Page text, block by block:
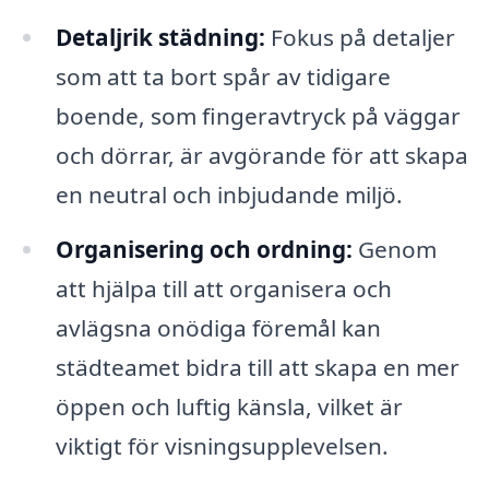
Detaljrik städning: Fokus på detaljer
som att ta bort spår av tidigare
boende, som fingeravtryck på väggar
och dörrar, är avgörande för att skapa
en neutral och inbjudande miljö.
Organisering och ordning: Genom
att hjälpa till att organisera och
avlägsna onödiga föremål kan
städteamet bidra till att skapa en mer
öppen och luftig känsla, vilket är
viktigt för visningsupplevelsen.